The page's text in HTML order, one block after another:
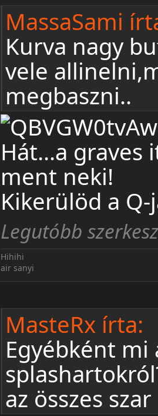
MassaSami
Kurva nagy
vele
megbaszni..
Hát...a graves
ment neki!
Kikerülöd a
Legutóbb
Hihihi
air sanyi
MasteRx írta:
Egyébként mi
az összes